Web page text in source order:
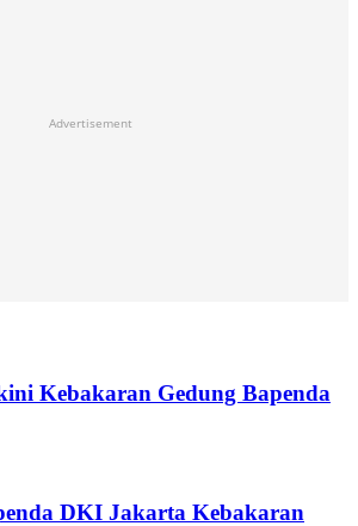
Advertisement
Kebakaran Gedung Bapenda
DKI Jakarta Kebakaran